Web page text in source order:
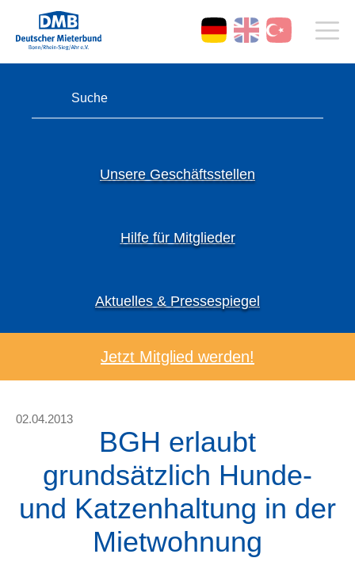
Unsere Geschäftsstellen
Hilfe für Mitglieder
Aktuelles & Pressespiegel
Jetzt Mitglied werden!
02.04.2013
BGH erlaubt
grundsätzlich Hunde-
und Katzenhaltung in der
Mietwohnung